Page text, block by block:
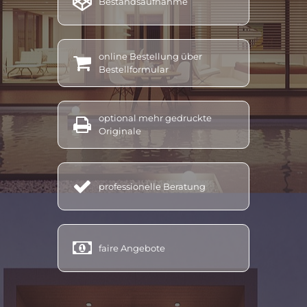
energieausweis kennzahlen, energieausweis kosten berechnen, energieausweis lesen, energieausweis linz,
energieausweis land oö, energieausweis machen lassen, energieausweis miete, energieausweis
mehrfamilienhaus, energieausweis mischgebäude, energieausweis neubau, energieausweis notwendig,
energieausweis nach sanierung, energieausweis nichtwohngebäude, energieausweis neu, energieausweis
neubau werte, energieausweis oö aussteller, energieausweis oö, energieausweis oberösterreich, energieausweis
online erstellen österreich, energieausweis oberösterreich förderung, energieausweis online testsieger,
energieausweis oö kosten, energieausweis reihenhaus, energieausweis sofort, energieausweis u wert,
energieausweis umbau, energieausweis vorlage gesetz, energieausweis verpflichtend, energieausweis
vereinfachtes verfahren, energieausweis verkauf, energieausweis vorlage gesetz österreich, energieausweis
vöcklabruck, energieausweis verlängern, energieausweis werte, energieausweis wohnung kosten,
energieausweis wohnungskauf, energieausweis wo beantragen, energieausweis Altmünster, energieausweis
Bad Ischl, energieausweis Ebensee, energieausweis Grünau, energieausweis Gschwandt, energieausweis
Kirchham, energieausweis Laakirchen, energ ieausweis Ohlsdorf, energieausweis Pinsdorf, energieausweis
energieausweis Redlham, energieausweis Regau, energieausweis Rüstorf, energieausweis St. Georgen,
energieausweis Schörfling, energieausweis Schwanenstadt, energieausweis Seewalchen, energieausweis
Timelkam
energieberatung fenstertausch, energieberatung heizungstausch, energieberatung heizungstausch oö,

online Bestellung über
Bestellformular

optional mehr gedruckte
Originale
 professionelle Beratung
 faire Angebote